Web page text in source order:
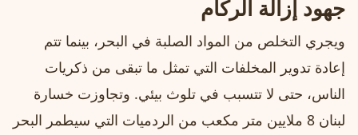
جهود إزالة الركام
ويجري التخلص من المواد الصلبة في البحر، بينما تتم
إعادة تدوير المخلفات التي تمثل ما تبقى من ذكريات
الناس، حتى لا تتسبب في تلوث بيئي. وتجاوزت خسارة
لبنان 8 ملايين متر مكعب من الردميات التي سيطمر البحر